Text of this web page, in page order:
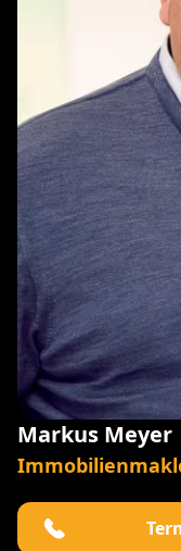
Markus Meyer